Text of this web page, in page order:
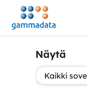
Siirry
pääsisältöönt
Näytä
Valitse